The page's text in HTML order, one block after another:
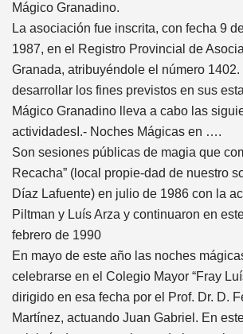
Mágico Granadino.
La asociación fue inscrita, con fecha 9
1987, en el Registro Provincial de
Granada, atribuyéndole el número 1402.
desarrollar los fines previstos en sus
Mágico Granadino lleva a cabo las
actividadesI.- Noches Mágicas en ….
Son sesiones públicas de magia que
Recacha” (local propie-dad de nuestro
Díaz Lafuente) en julio de 1986 con la
Piltman y Luís Arza y continuaron en
febrero de 1990
En mayo de este año las noches
celebrarse en el Colegio Mayor “Fray
dirigido en esa fecha por el Prof. Dr. D.
Martínez, actuando Juan Gabriel. En